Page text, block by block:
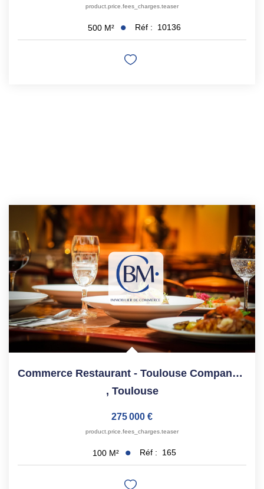
product.price.fees_charges.teaser
500 M² Réf : 10136
Commerce Restaurant - Toulouse Compans / Amidonniers - 100...
, Toulouse
275 000 €
product.price.fees_charges.teaser
100 M² Réf : 165